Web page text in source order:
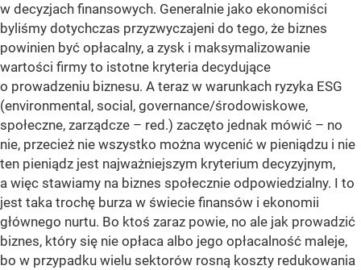
w decyzjach finansowych. Generalnie jako ekonomiści
byliśmy dotychczas przyzwyczajeni do tego, że biznes
powinien być opłacalny, a zysk i maksymalizowanie
wartości firmy to istotne kryteria decydujące
o prowadzeniu biznesu. A teraz w warunkach ryzyka ESG
(environmental, social, governance/środowiskowe,
społeczne, zarządcze – red.) zaczęto jednak mówić – no
nie, przecież nie wszystko można wycenić w pieniądzu i nie
ten pieniądz jest najważniejszym kryterium decyzyjnym,
a więc stawiamy na biznes społecznie odpowiedzialny. I to
jest taka trochę burza w świecie finansów i ekonomii
głównego nurtu. Bo ktoś zaraz powie, no ale jak prowadzić
biznes, który się nie opłaca albo jego opłacalność maleje,
bo w przypadku wielu sektorów rosną koszty redukowania